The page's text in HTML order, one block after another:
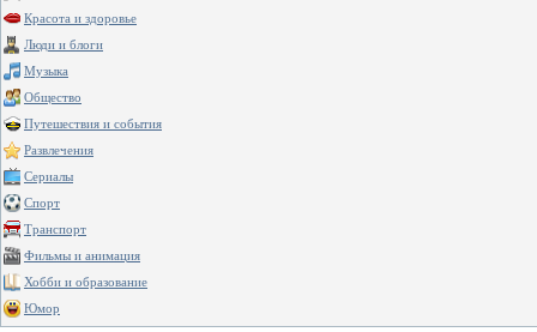
Красота и здоровье
Люди и блоги
Музыка
Общество
Путешествия и события
Развлечения
Сериалы
Спорт
Транспорт
Фильмы и анимация
Хобби и образование
Юмор